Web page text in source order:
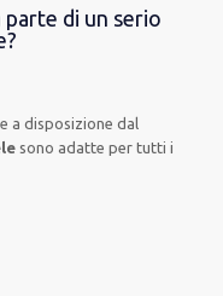
di un serio
a disposizione dal
sono adatte pertutti i